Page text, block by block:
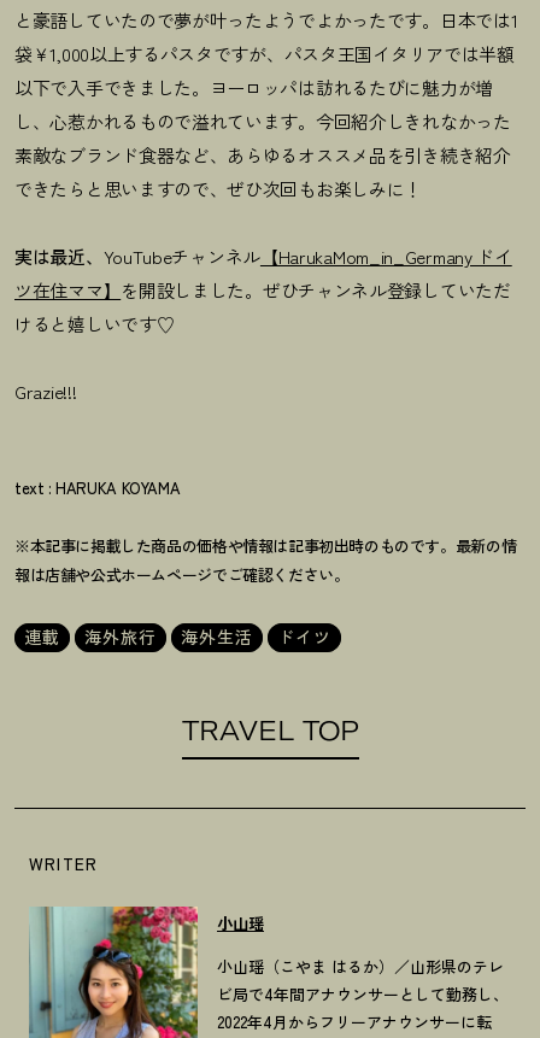
と豪語していたので夢が叶ったようでよかったです。日本では1
袋￥1,000以上するパスタですが、パスタ王国イタリアでは半額
以下で入手できました。ヨーロッパは訪れるたびに魅力が増
し、心惹かれるもので溢れています。今回紹介しきれなかった
素敵なブランド食器など、あらゆるオススメ品を引き続き紹介
できたらと思いますので、ぜひ次回もお楽しみに！
実は最近、 YouTubeチャンネル【HarukaMom_in_Germany ドイ
ツ在住ママ】 を開設しました。ぜひチャンネル登録していただ
けると嬉しいです♡
Grazie!!!
text : HARUKA KOYAMA
※本記事に掲載した商品の価格や情報は記事初出時のものです。最新の情
報は店舗や公式ホームページでご確認ください。
連載 海外旅行 海外生活 ドイツ
TRAVEL TOP
WRITER
小山瑶
小山瑶（こやま はるか）／山形県のテレ
ビ局で4年間アナウンサーとして勤務し、
2022年4月からフリーアナウンサーに転